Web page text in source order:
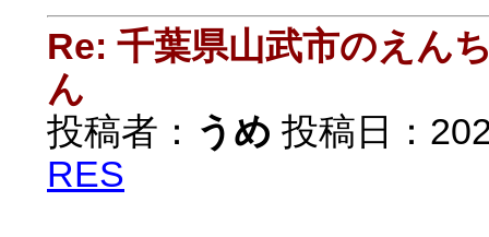
Re: 千葉県山武市のえん
ん
投稿者： うめ 投稿日：
RES